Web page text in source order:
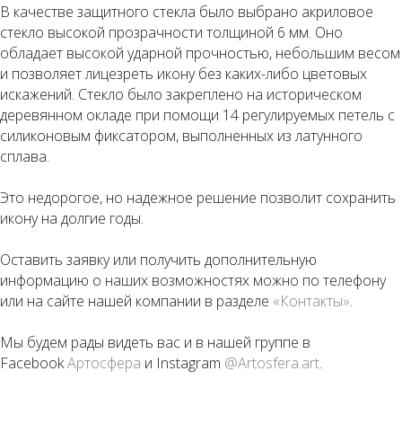
В качестве защитного стекла было выбрано акриловое
стекло высокой прозрачности толщиной 6 мм. Оно
обладает высокой ударной прочностью, небольшим весом
и позволяет лицезреть икону без каких-либо цветовых
искажений. Стекло было закреплено на историческом
деревянном окладе при помощи 14 регулируемых петель с
силиконовым фиксатором, выполненных из латунного
сплава.
Это недорогое, но надежное решение позволит сохранить
икону на долгие годы.
Оставить заявку или получить дополнительную
информацию о наших возможностях можно по телефону
или на сайте нашей компании в разделе «Контакты».
Мы будем рады видеть вас и в нашей группе в
FacebookАртосфера и Instagram @Artosfera.art.